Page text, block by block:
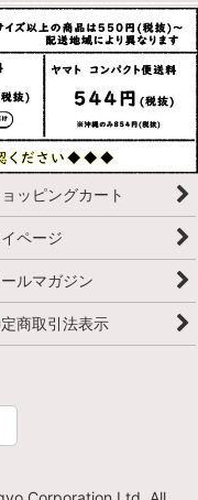
ッピングカート
ページ
ルマガジン
商取引法表示